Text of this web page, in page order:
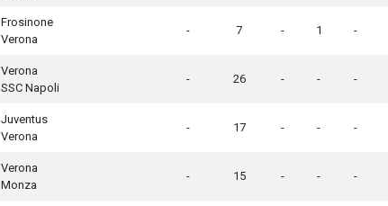
Frosinone
Verona
- 7 - 1 -
Verona
SSC Napoli
- 26 - - -
Juventus
Verona
- 17 - - -
Verona
Monza
- 15 - - -